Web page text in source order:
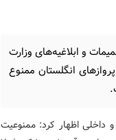
و ابلاغیه‌های وزارت
و بر این اساس فعلا تا ۲۰ اسفند ماه پروازهای انگلستان ممنوع
داخلی اظهار کرد: ممنوعیت